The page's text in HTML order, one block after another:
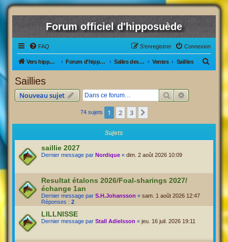
Forum officiel d'hipposuède
FAQ Connexion
S’enregistrer
Vers hipposuède, le jeu ! Forum d'hipposuède Salles des Ventes Ventes Saillies
r
Saillies
Nouveau sujet RechercherRecherche
74 sujets 1 2 3
Sujets
saillie 2027
Dernier message par Nordique « dim. 2 août 2026 10:09
Resultat étalons 2026/Foal-sharings 2027/
échange 1an
Dernier message par S.H.Johansson « sam. 1 août 2026 12:47
Réponses : 2
LILLNISSE
Dernier message par Stall Adielsson « jeu. 16 juil. 2026 19:11